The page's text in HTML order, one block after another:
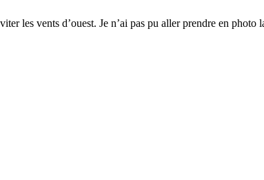
les vents d’ouest. Je n’ai pas pu aller prendre en